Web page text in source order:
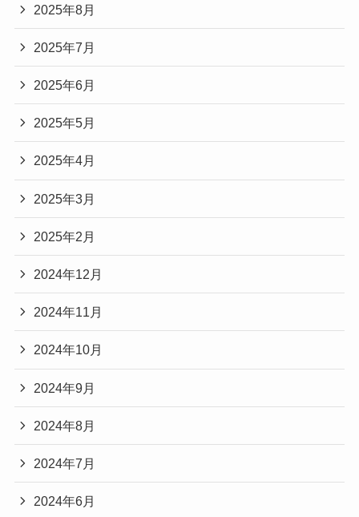
2025年8月
2025年7月
2025年6月
2025年5月
2025年4月
2025年3月
2025年2月
2024年12月
2024年11月
2024年10月
2024年9月
2024年8月
2024年7月
2024年6月